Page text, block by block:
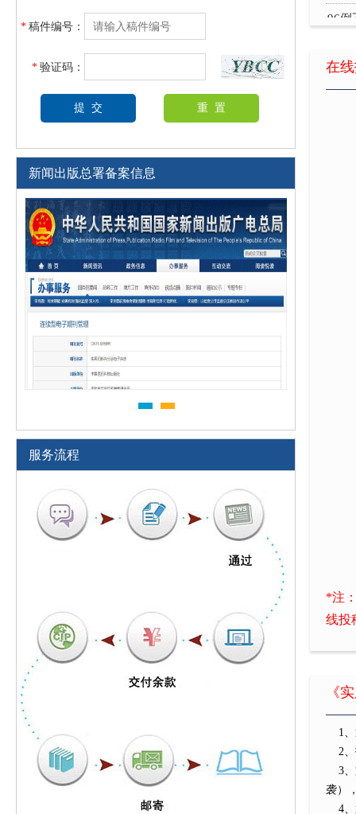
96例
妊娠
在
*注
线投
《
1、
2、
3、
袭）
4、
* 稿件编号：
* 验证码：
新闻出版总署备案信息
服务流程